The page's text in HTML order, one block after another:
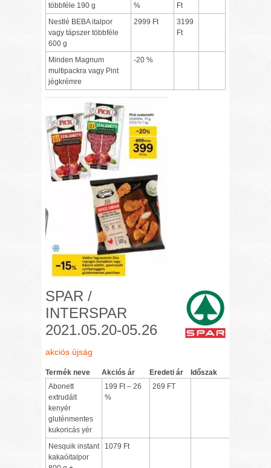
többféle 190 g
%
Ft
Nestlé BEBA italpor
vagy tápszer többféle
600 g
2999 Ft
3199
Ft
Minden Magnum
multipackra vagy Pint
jégkrémre
-20 %
SPAR /
INTERSPAR
2021.05.20-05.26
akciós újság
Termék neve Akciós ár Eredeti ár
Időszak
Abonett
extrudált
kenyér
gluténmentes
kukoricás yér
199 Ft – 26
%
269 FT
Nesquik instant
kakaóitalpor
1079 Ft